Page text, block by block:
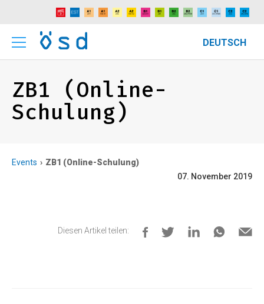
DEUTSCH
ZB1 (Online-
Schulung)
Events
ZB1 (Online-Schulung)
07. November 2019
Diesen Artikel teilen: